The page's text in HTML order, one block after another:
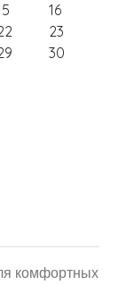
16
23
30
комфортных